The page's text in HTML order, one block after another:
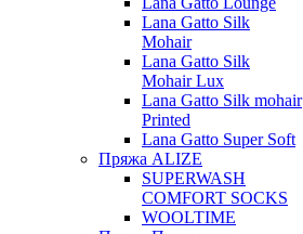
Lana Gatto Silk
Mohair
Lana Gatto Silk
Mohair Lux
Lana Gatto Silk mohair
Printed
Lana Gatto Super Soft
Пряжа ALIZE
SUPERWASH
COMFORT SOCKS
WOOLTIME